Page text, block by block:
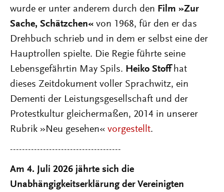
wurde er unter anderem durch den Film »Zur
Sache, Schätzchen« von 1968, für den er das
Drehbuch schrieb und in dem er selbst eine der
Hauptrollen spielte. Die Regie führte seine
Lebensgefährtin May Spils. Heiko Stoffhat
dieses Zeitdokument voller Sprachwitz, ein
Dementi der Leistungsgesellschaft und der
Protestkultur gleichermaßen, 2014 in unserer
Rubrik »Neu gesehen« vorgestellt.
-------------------------------------
Am 4. Juli 2026 jährte sich die
Unabhängigkeitserklärung der Vereinigten